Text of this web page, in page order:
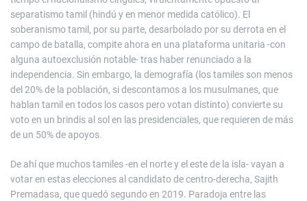
separatismo tamil (hindú y en menor medida católico). El
soberanismo tamil, por su parte, desarbolado por su derrota en el
campo de batalla, compite ahora en una plataforma unitaria -con
alguna autoexclusión notable- tras haber renunciado a la
independencia. Sin embargo, la demografía (los tamiles son menos
del 20% de la población, si descontamos a los musulmanes, que
hablan tamil en todos los casos pero votan distinto) convierte su
voto en un brindis al sol en las presidenciales, que requieren de más
de un 50% de apoyos.
De ahí que muchos tamiles -en el norte y el este de la isla- vayan a
votar en estas elecciones al candidato de centro-derecha, Sajith
Premadasa, que quedó segundo en 2019. Paradoja entre las